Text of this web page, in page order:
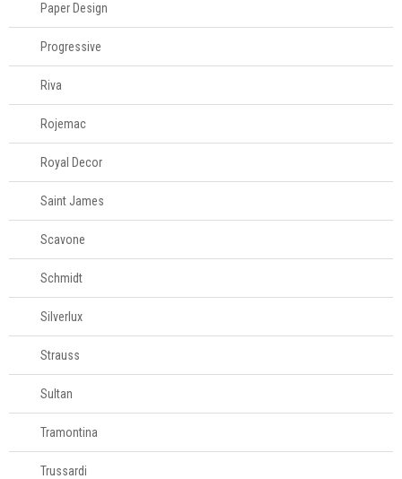
Paper Design
Progressive
Riva
Rojemac
Royal Decor
Saint James
Scavone
Schmidt
Silverlux
Strauss
Sultan
Tramontina
Trussardi